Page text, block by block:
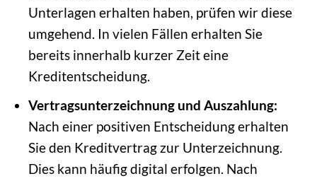
Unterlagen erhalten haben, prüfen wir diese
umgehend. In vielen Fällen erhalten Sie
bereits innerhalb kurzer Zeit eine
Kreditentscheidung.
Vertragsunterzeichnung und Auszahlung:
Nach einer positiven Entscheidung erhalten
Sie den Kreditvertrag zur Unterzeichnung.
Dies kann häufig digital erfolgen. Nach